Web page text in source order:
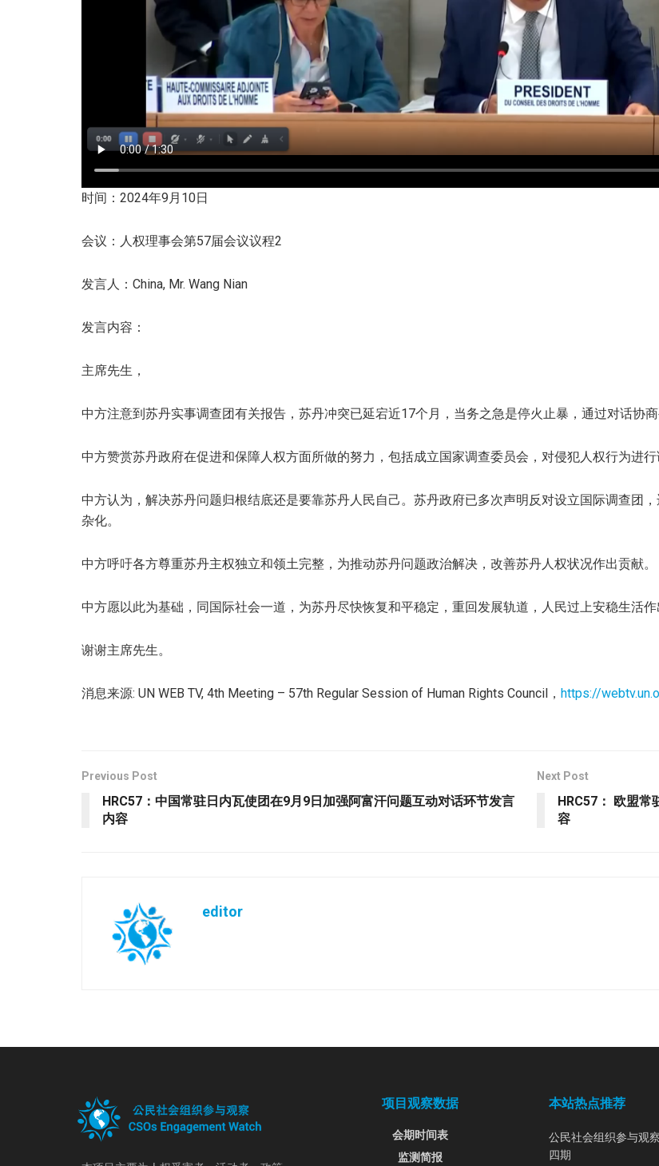
时间：2024年9月10日
会议：人权理事会第57届会议议程2
发言人：China, Mr. Wang Nian
发言内容：
主席先生，
中方注意到苏丹实事调查团有关报告，苏丹冲突已延宕近17个月，当务之急是停火止暴，通过对话协
中方赞赏苏丹政府在促进和保障人权方面所做的努力，包括成立国家调查委员会，对侵犯人权行为进
中方认为，解决苏丹问题归根结底还是要靠苏丹人民自己。苏丹政府已多次声明反对设立国际调查团
杂化。
中方呼吁各方尊重苏丹主权独立和领土完整，为推动苏丹问题政治解决，改善苏丹人权状况作出贡献。
中方愿以此为基础，同国际社会一道，为苏丹尽快恢复和平稳定，重回发展轨道，人民过上安稳生活作
谢谢主席先生。
消息来源: UN WEB TV, 4th Meeting – 57th Regular Session of Human Rights Council， https://
Previous Post
HRC57：中国常驻日内瓦使团在9月9日加强阿富汗问题互动对话环节发言
内容
Next Post
HRC57： 欧盟常
容
editor
项目观察数据
会期时间表
监测简报
本站热点推荐
公民社会组织参与观
四期